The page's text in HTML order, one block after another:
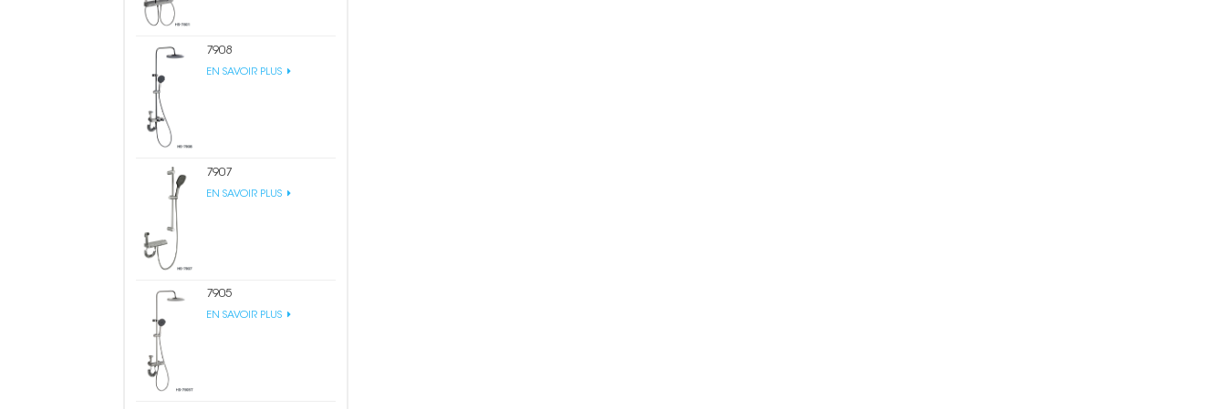
7908
EN SAVOIR PLUS
7907
EN SAVOIR PLUS
7905
EN SAVOIR PLUS